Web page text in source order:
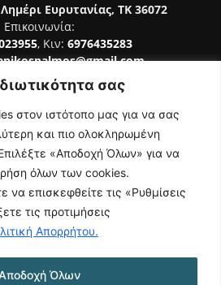
σας
στον ιστότοπο μας για να σας
και πιο ολοκληρωμένη
«Αποδοχή Όλων» για να
όλων των cookies.
να επισκεφθείτε τις «Ρυθμίσεις
τις προτιμήσεις
Απορρήτου.
Όλων
Λημέρι Ευρυτανίας, ΤΚ 36072
Επικοινωνία:
, Κιν: 6976435283
Μ.Η.Τ. 242044
ΜΑΣ